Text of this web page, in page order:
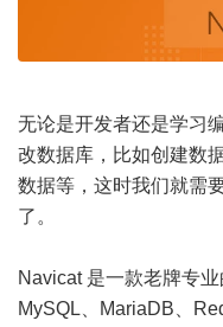
无论是开发者还是学习
改数据库，比如创建数
数据等，这时我们就需
了。
Navicat 是一款老牌专
MySQL、MariaDB、